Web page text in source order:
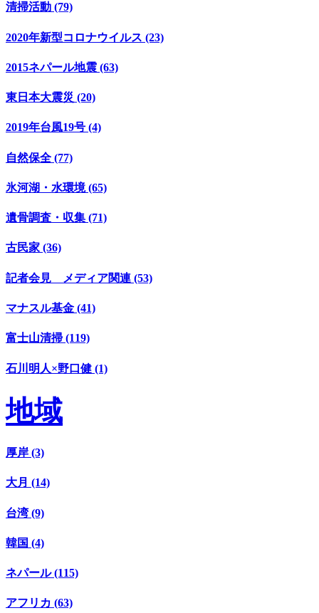
清掃活動 (79)
2020年新型コロナウイルス (23)
2015ネパール地震 (63)
東日本大震災 (20)
2019年台風19号 (4)
自然保全 (77)
氷河湖・水環境 (65)
遺骨調査・収集 (71)
古民家 (36)
記者会見 メディア関連 (53)
マナスル基金 (41)
富士山清掃 (119)
石川明人×野口健 (1)
地域
厚岸 (3)
大月 (14)
台湾 (9)
韓国 (4)
ネパール (115)
アフリカ (63)